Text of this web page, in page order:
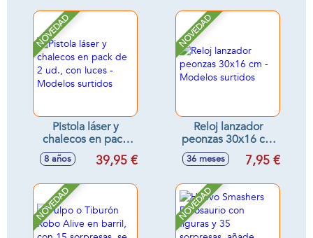
NOVEDAD
Pistola láser y
chalecos en pack
de 2 ud., con luces
- Modelos surtidos
8 años 39,95 €
NOVEDAD
Reloj lanzador
peonzas 30x16 cm
- Modelos surtidos
36 meses 7,95 €
NOVEDAD NOVEDAD